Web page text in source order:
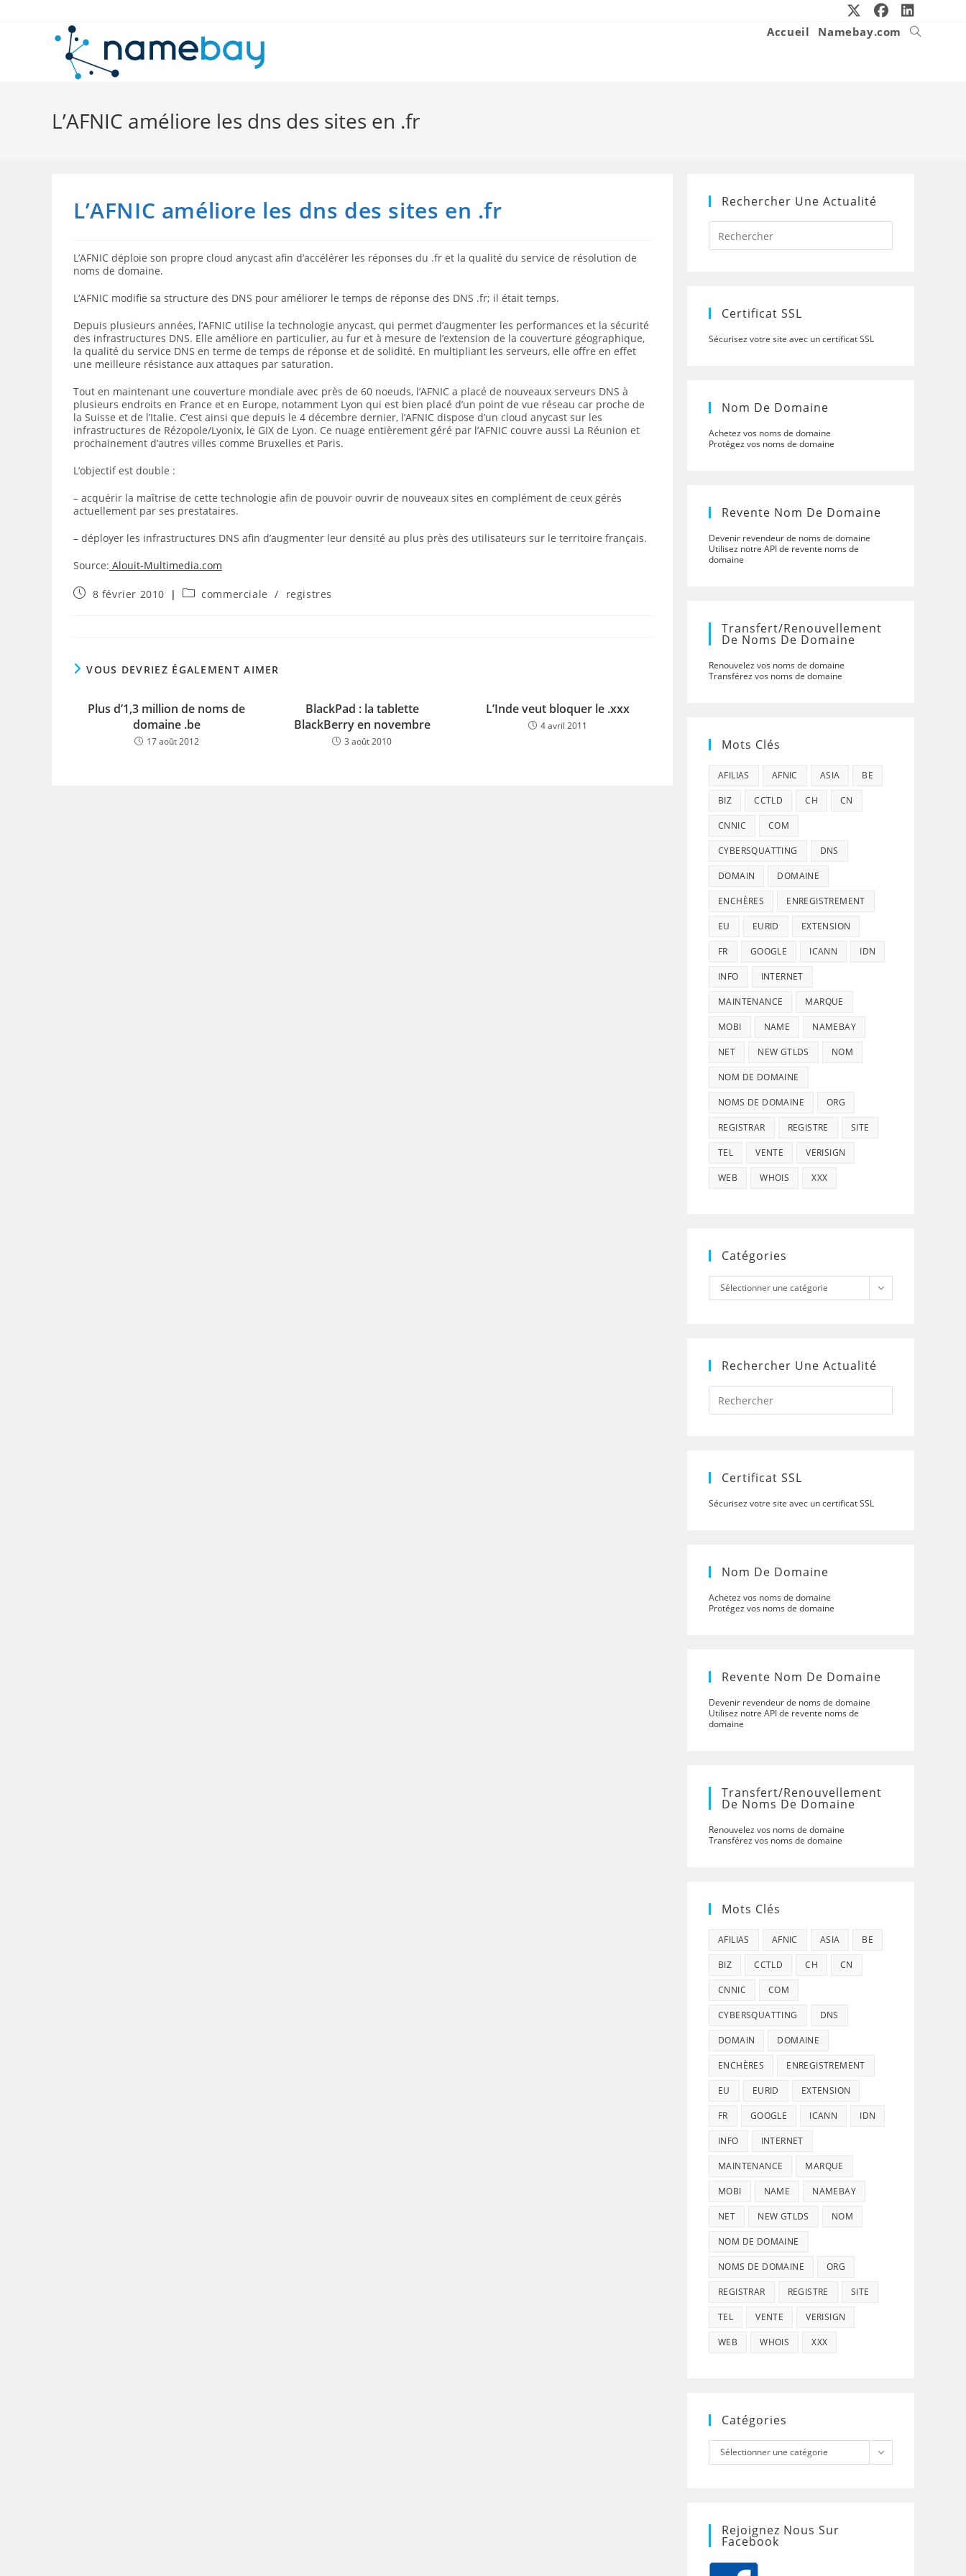
Accueil Namebay.com
Toggle
L’AFNIC améliore les dns des sites en .fr
L’AFNIC améliore les dns des sites en .fr
L’AFNIC déploie son propre cloud anycast afin d’accélérer les réponses du .fr et la qualité du service de résolution de
noms de domaine.
L‘AFNIC modifie sa structure des DNS pour améliorer le temps de réponse des DNS .fr; il était temps.
Depuis plusieurs années, l’AFNIC utilise la technologie anycast, qui permet d’augmenter les performances et la sécurité
des infrastructures DNS. Elle améliore en particulier, au fur et à mesure de l’extension de la couverture géographique,
la qualité du service DNS en terme de temps de réponse et de solidité. En multipliant les serveurs, elle offre en effet
une meilleure résistance aux attaques par saturation.
Tout en maintenant une couverture mondiale avec près de 60 noeuds, l’AFNIC a placé de nouveaux serveurs DNS à
plusieurs endroits en France et en Europe, notamment Lyon qui est bien placé d’un point de vue réseau car proche de
la Suisse et de l’Italie. C’est ainsi que depuis le 4 décembre dernier, l’AFNIC dispose d’un cloud anycast sur les
infrastructures de Rézopole/Lyonix, le GIX de Lyon. Ce nuage entièrement géré par l’AFNIC couvre aussi La Réunion et
prochainement d’autres villes comme Bruxelles et Paris.
L’objectif est double :
– acquérir la maîtrise de cette technologie afin de pouvoir ouvrir de nouveaux sites en complément de ceux gérés
actuellement par ses prestataires.
– déployer les infrastructures DNS afin d’augmenter leur densité au plus près des utilisateurs sur le territoire français.
Source: Alouit-Multimedia.com
Publication
8 février 2010
Postcommerciale / registres
VOUS DEVRIEZ ÉGALEMENT AIMER
Plus d’1,3 million de noms de
domaine .be
17 août 2012
BlackPad : la tablette
BlackBerry en novembre
3 août 2010
L’Inde veut bloquer le .xxx
4 avril 2011
Rechercher Une Actualité
Press
to
Certificat SSL
Sécurisez votre site avec un certificat SSL
Nom De Domaine
Achetez vos noms de domaine
Protégez vos noms de domaine
Revente Nom De Domaine
Devenir revendeur de noms de domaine
Utilisez notre API de revente noms de
domaine
Transfert/renouvellement
De Noms De Domaine
Renouvelez vos noms de domaine
Transférez vos noms de domaine
Mots Clés
AFILIAS AFNIC ASIA BE
BIZ CCTLD CH CN
CNNIC COM
CYBERSQUATTING DNS
DOMAIN DOMAINE
ENCHÈRES ENREGISTREMENT
EU EURID EXTENSION
FR GOOGLE ICANN IDN
INFO INTERNET
MAINTENANCE MARQUE
MOBI NAME NAMEBAY
NET NEW GTLDS NOM
NOM DE DOMAINE
NOMS DE DOMAINE ORG
REGISTRAR REGISTRE SITE
TEL VENTE VERISIGN
WEB WHOIS XXX
Catégories
Catégories
Sélectionner une catégorie
Rechercher Une Actualité
Press
to
Certificat SSL
Sécurisez votre site avec un certificat SSL
Nom De Domaine
Achetez vos noms de domaine
Protégez vos noms de domaine
Revente Nom De Domaine
Devenir revendeur de noms de domaine
Utilisez notre API de revente noms de
domaine
Transfert/renouvellement
De Noms De Domaine
Renouvelez vos noms de domaine
Transférez vos noms de domaine
Mots Clés
AFILIAS AFNIC ASIA BE
BIZ CCTLD CH CN
CNNIC COM
CYBERSQUATTING DNS
DOMAIN DOMAINE
ENCHÈRES ENREGISTREMENT
EU EURID EXTENSION
FR GOOGLE ICANN IDN
INFO INTERNET
MAINTENANCE MARQUE
MOBI NAME NAMEBAY
NET NEW GTLDS NOM
NOM DE DOMAINE
NOMS DE DOMAINE ORG
REGISTRAR REGISTRE SITE
TEL VENTE VERISIGN
WEB WHOIS XXX
Catégories
Catégories
Sélectionner une catégorie
Rejoignez Nous Sur
Facebook